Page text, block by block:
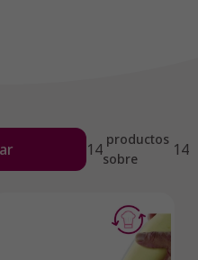
14 productos
sobre
14